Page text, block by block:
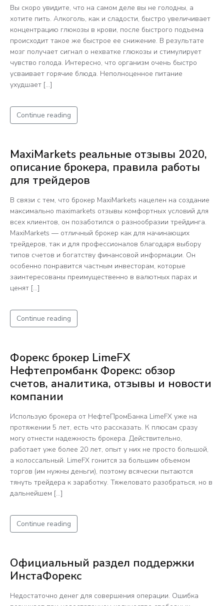
Вы скоро увидите, что на самом деле вы не голодны, а
хотите пить. Алкоголь, как и сладости, быстро увеличивает
концентрацию глюкозы в крови, после быстрого подъема
происходит такое же быстрое ее снижение. В результате
мозг получает сигнал о нехватке глюкозы и стимулирует
чувство голода. Интересно, что организм очень быстро
усваивает горячие блюда. Неполноценное питание
ухудшает […]
Continue reading
MaxiMarkets реальные отзывы 2020,
описание брокера, правила работы
для трейдеров
В связи с тем, что брокер MaxiMarkets нацелен на создание
максимально maximarkets отзывы комфортных условий для
всех клиентов, он позаботился о разнообразии трейдинга.
MaxiMarkets — отличный брокер как для начинающих
трейдеров, так и для профессионалов благодаря выбору
типов счетов и богатству финансовой информации. Он
особенно понравится частным инвесторам, которые
заинтересованы преимущественно в валютных парах и
ценят […]
Continue reading
Форекс брокер LimeFX
Нефтепромбанк Форекс: обзор
счетов, аналитика, отзывы и новости
компании
Использую брокера от НефтеПромБанка LimeFX уже на
протяжении 5 лет, есть что рассказать. К плюсам сразу
могу отнести надежность брокера. Действительно,
работает уже более 20 лет, опыт у них не просто большой,
а колоссальный. LimeFX гонится за большим объемом
торгов (им нужны деньги), поэтому всячески пытаются
тянуть трейдера к заработку. Тяжеловато разобраться, но в
дальнейшем […]
Continue reading
Официальный раздел поддержки
ИнстаФорекс
Недостаточно денег для совершения операции. Ошибка